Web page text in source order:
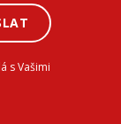
s Vašimi